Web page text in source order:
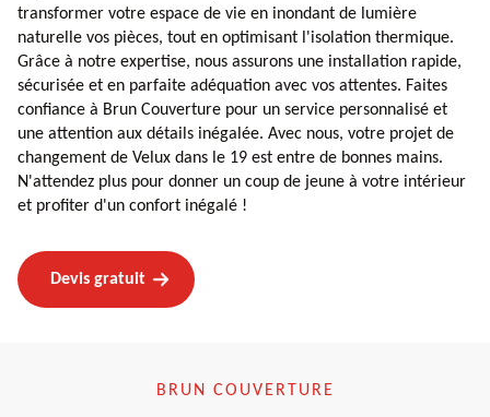
transformer votre espace de vie en inondant de lumière
naturelle vos pièces, tout en optimisant l'isolation thermique.
Grâce à notre expertise, nous assurons une installation rapide,
sécurisée et en parfaite adéquation avec vos attentes. Faites
confiance à Brun Couverture pour un service personnalisé et
une attention aux détails inégalée. Avec nous, votre projet de
changement de Velux dans le 19 est entre de bonnes mains.
N'attendez plus pour donner un coup de jeune à votre intérieur
et profiter d'un confort inégalé !
Devis gratuit
BRUN COUVERTURE